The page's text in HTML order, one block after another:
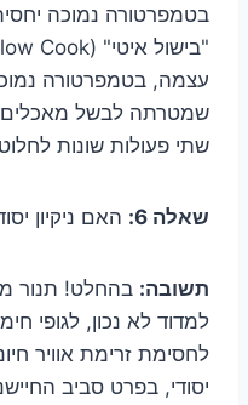
בטמפרטורה נמוכה
עצמה, בטמפרטורה
שמטרתה לבשל מאכלים
שתי פעולות שונות
שאלה 6: האם ניקיון
תשובה: בהחלט! תנור
למדוד לא נכון, לגופי
לחסימת זרימת אוויר
יסודי, בפרט סביב